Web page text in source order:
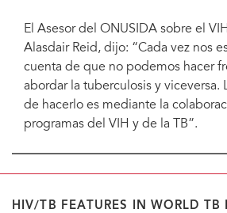
El Asesor del ONUSIDA sobre el
Alasdair Reid, dijo: “Cada vez nos
cuenta de que no podemos hacer
abordar la tuberculosis y viceversa.
de hacerlo es mediante la
programas del VIH y de la TB”.
HIV/TB FEATURES IN WORLD TB